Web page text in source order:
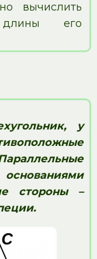
вычислить
его
у
стороны –